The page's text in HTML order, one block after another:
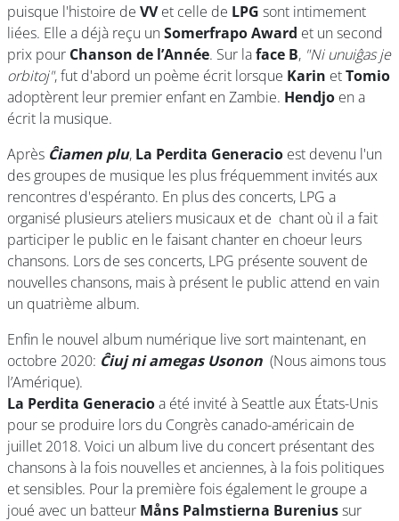
puisque l'histoire de VVet celle de LPG sont intimement
liées. Elle a déjà reçu unSomerfrapo Award et un second
prix pour Chanson de l’Année. Sur laface B, "Ni unuiĝas je
orbitoj", fut d'abord un poème écrit lorsque Karin etTomio
adoptèrent leur premier enfant en Zambie. Hendjo en a
écrit la musique.
Après Ĉiamen plu, La Perdita Generacio est devenu l'un
des groupes de musique les plus fréquemment invités aux
rencontres d'espéranto. En plus des concerts, LPG a
organisé plusieurs ateliers musicaux et de chant où il a fait
participer le public en le faisant chanter en choeur leurs
chansons. Lors de ses concerts, LPG présente souvent de
nouvelles chansons, mais à présent le public attend en vain
un quatrième album.
Enfin le nouvel album numérique live sort maintenant, en
octobre 2020: Ĉiuj ni amegas Usonon (Nous aimons tous
l’Amérique).
La Perdita Generacioa été invité à Seattle aux États-Unis
pour se produire lors du Congrès canado-américain de
juillet 2018. Voici un album live du concert présentant des
chansons à la fois nouvelles et anciennes, à la fois politiques
et sensibles. Pour la première fois également le groupe a
joué avec un batteur Måns Palmstierna Bureniussur